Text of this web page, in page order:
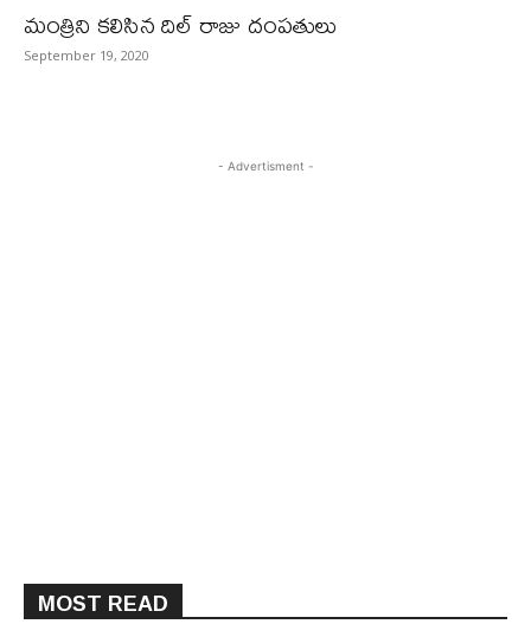
మంత్రిని కలిసిన దిల్ రాజు దంపతులు
September 19, 2020
- Advertisment -
MOST READ